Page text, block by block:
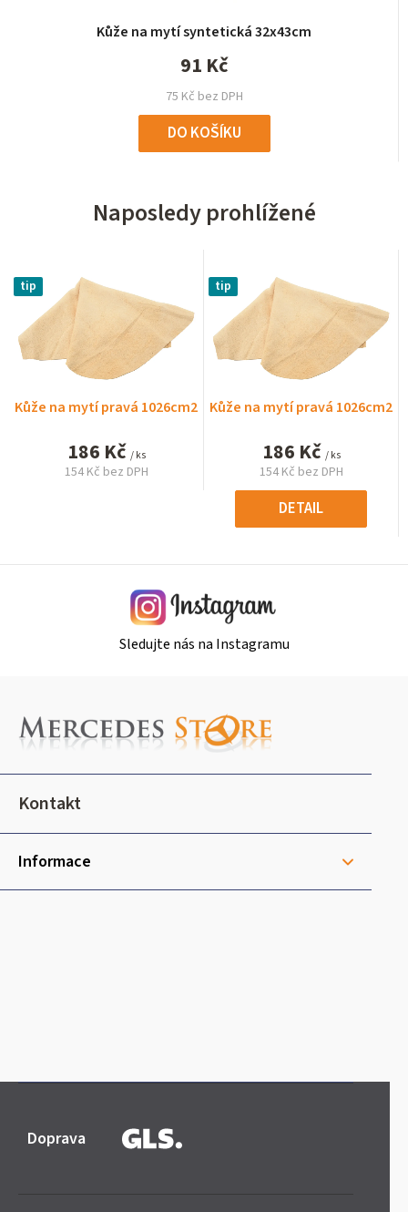
Kůže na mytí syntetická 32x43cm
75 Kč bez DPH
91 Kč
DO KOŠÍKU
Naposledy prohlížené
tip
Kůže na mytí pravá 1026cm2
186 Kč / ks
154 Kč bez DPH
tip
Kůže na mytí pravá 1026cm2
186 Kč / ks
154 Kč bez DPH
Měrná
cena:
DETAIL
Sledujte nás na Instagramu
a
í
Kontakt
Informace
Doprava